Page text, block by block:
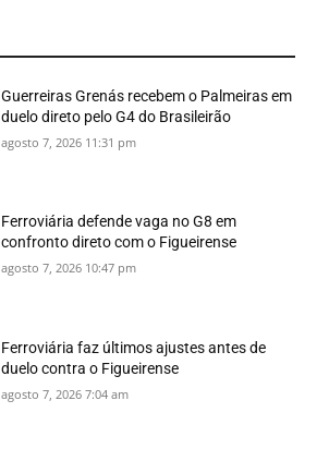
Guerreiras Grenás recebem o Palmeiras em
duelo direto pelo G4 do Brasileirão
agosto 7, 2026 11:31 pm
Ferroviária defende vaga no G8 em
confronto direto com o Figueirense
agosto 7, 2026 10:47 pm
Ferroviária faz últimos ajustes antes de
duelo contra o Figueirense
agosto 7, 2026 7:04 am